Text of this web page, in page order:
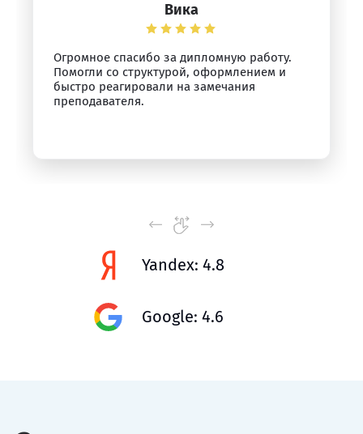
Вика
Огромное спасибо за дипломную работу.
Помогли со структурой, оформлением и
быстро реагировали на замечания
преподавателя.
Yandex: 4.8
Google: 4.6